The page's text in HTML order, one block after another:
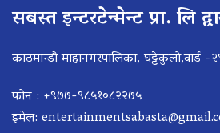
सबस्त इन्टरटेन्मेन्ट प्रा. लि
काठमान्डौ माहानगरपालिका, घट्टेकुलो,वार्ड -
फोन : +९७७-९८५१०८२२७५
इमेल: